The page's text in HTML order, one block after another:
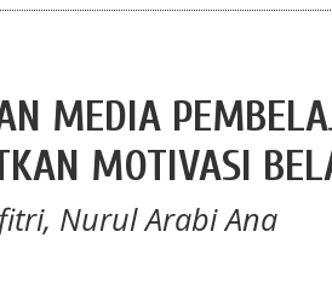
MEDIA
MOTIVASI
Nurul Arabi Ana